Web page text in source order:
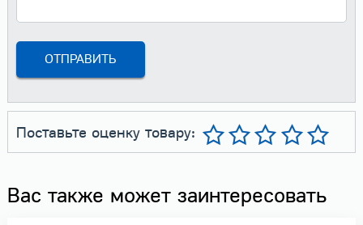
Поставьте оценку товару:
Вас также может заинтересовать